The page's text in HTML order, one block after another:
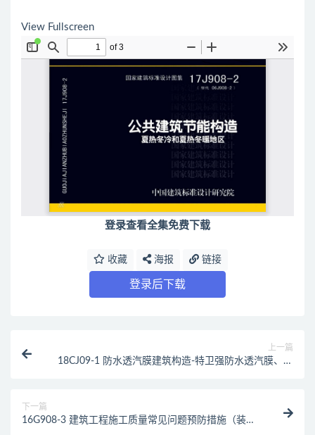
View Fullscreen
登录查看全集免费下载
收藏 海报 链接
登录后下载
上一篇
18CJ09-1 防水透汽膜建筑构造-特卫强防水透汽膜、隔
下一篇
16G908-3 建筑工程施工质量常见问题预防措施（装饰